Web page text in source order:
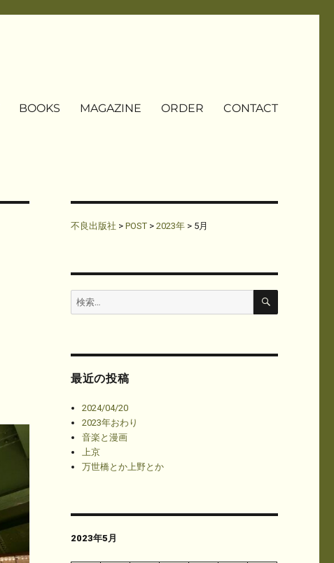
BOOKS MAGAZINE ORDER CONTACT
不良出版社 > POST> 2023年> 5月
検
索:
検
最近の投稿
2024/04/20
2023年おわり
音楽と漫画
上京
万世橋とか上野とか
2023年5月